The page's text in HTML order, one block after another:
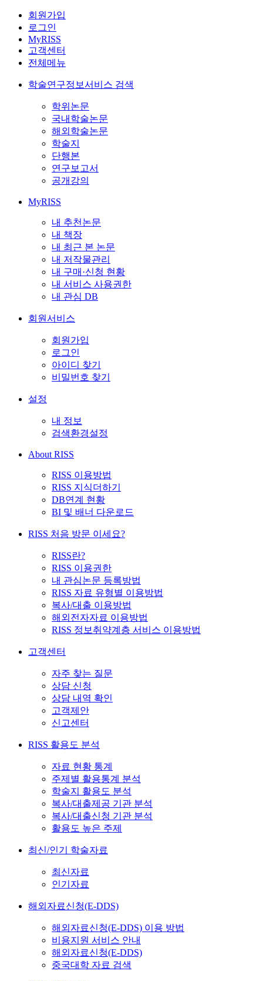
회원가입
로그인
MyRISS
고객센터
전체메뉴
학술연구정보서비스 검색
학위논문
국내학술논문
해외학술논문
학술지
단행본
연구보고서
공개강의
MyRISS
내 추천논문
내 책장
내 최근 본 논문
내 저작물관리
내 구매·신청 현황
내 서비스 사용권한
내 관심 DB
회원서비스
회원가입
로그인
아이디 찾기
비밀번호 찾기
설정
내 정보
검색환경설정
About RISS
RISS 이용방법
RISS 지식더하기
DB연계 현황
BI 및 배너 다운로드
RISS 처음 방문 이세요?
RISS란?
RISS 이용권한
내 관심논문 등록방법
RISS 자료 유형별 이용방법
복사/대출 이용방법
해외전자자료 이용방법
RISS 정보취약계층 서비스 이용방법
고객센터
자주 찾는 질문
상담 신청
상담 내역 확인
고객제안
신고센터
RISS 활용도 분석
자료 현황 통계
주제별 활용통계 분석
학술지 활용도 분석
복사/대출제공 기관 분석
복사/대출신청 기관 분석
활용도 높은 주제
최신/인기 학술자료
최신자료
인기자료
해외자료신청(E-DDS)
해외자료신청(E-DDS) 이용 방법
비용지원 서비스 안내
해외자료신청(E-DDS)
중국대학 자료 검색